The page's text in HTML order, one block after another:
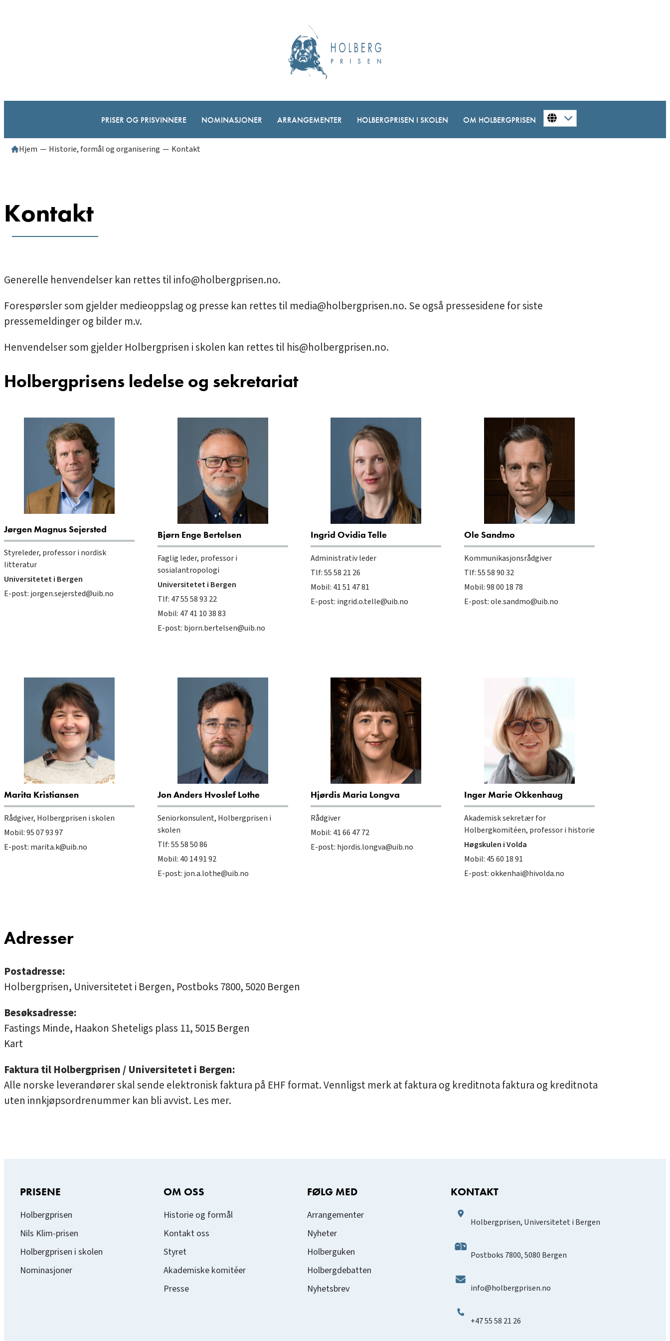
PRISER OG PRISVINNERE NOMINASJONER ARRANGEMENTER HOLBERGPRISEN I SKOLEN OM HOLBERGPRISEN
Hjem ─ Historie, formål og organisering ─ Kontakt
Kontakt
Generelle henvendelser kan rettes til info@holbergprisen.no.
Forespørsler som gjelder medieoppslag og presse kan rettes til media@holbergprisen.no. Se også pressesidene for siste
pressemeldinger og bilder m.v.
Henvendelser som gjelder Holbergprisen i skolen kan rettes til his@holbergprisen.no.
Holbergprisens ledelse og sekretariat
Jørgen Magnus Sejersted
Styreleder, professor i nordisk
litteratur
Universitetet i Bergen
E-post: jorgen.sejersted@uib.no
Bjørn Enge Bertelsen
Faglig leder, professor i
sosialantropologi
Universitetet i Bergen
Tlf: 47 55 58 93 22
Mobil: 47 41 10 38 83
E-post: bjorn.bertelsen@uib.no
Ingrid Ovidia Telle
Administrativ leder
Tlf: 55 58 21 26
Mobil: 41 51 47 81
E-post: ingrid.o.telle@uib.no
Ole Sandmo
Kommunikasjonsrådgiver
Tlf: 55 58 90 32
Mobil: 98 00 18 78
E-post:ole.sandmo@uib.no
Marita Kristiansen
Rådgiver, Holbergprisen i skolen
Mobil: 95 07 93 97
E-post: marita.k@uib.no
Jon Anders Hvoslef Lothe
Seniorkonsulent, Holbergprisen i
skolen
Tlf: 55 58 50 86
Mobil: 40 14 91 92
E-post: jon.a.lothe@uib.no
Hjørdis Maria Longva
Rådgiver
Mobil: 41 66 47 72
E-post: hjordis.longva@uib.no
Inger Marie Okkenhaug
Akademisk sekretær for
Holbergkomitéen, professor i historie
Høgskulen i Volda
Mobil: 45 60 18 91
E-post:okkenhai@hivolda.no
Adresser
Postadresse:
Holbergprisen, Universitetet i Bergen, Postboks 7800, 5020 Bergen
Besøksadresse:
Fastings Minde, Haakon Sheteligs plass 11, 5015 Bergen
Kart
Faktura til Holbergprisen / Universitetet i Bergen:
Alle norske leverandører skal sende elektronisk faktura på EHF format. Vennligst merk at faktura og kreditnota faktura og kreditnota
uten innkjøpsordrenummer kan bli avvist. Les mer.
PRISENE
Holbergprisen
Nils Klim-prisen
Holbergprisen i skolen
Nominasjoner
OM OSS
Historie og formål
Kontakt oss
Styret
Akademiske komitéer
Presse
FØLG MED
Arrangementer
Nyheter
Holberguken
Holbergdebatten
Nyhetsbrev
KONTAKT
Holbergprisen, Universitetet i Bergen
Postboks 7800, 5080 Bergen
info@holbergprisen.no
+47 55 58 21 26